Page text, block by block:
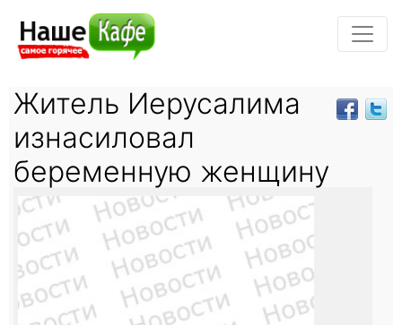
Житель Иерусалима
изнасиловал
беременную женщину